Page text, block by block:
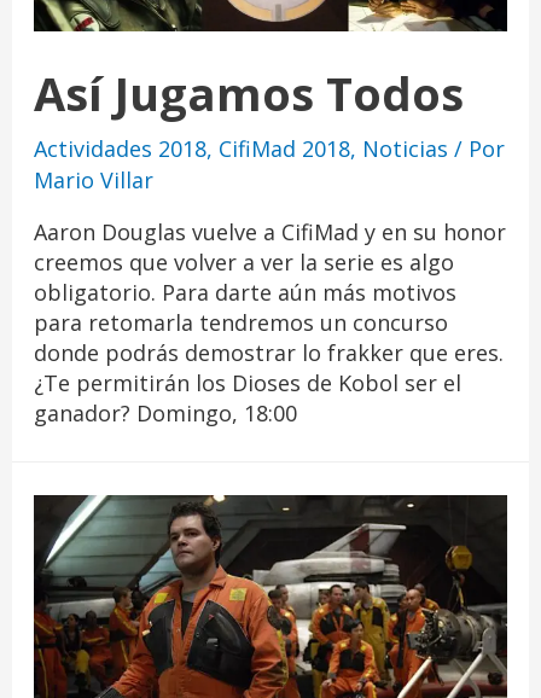
Así Jugamos Todos
Actividades 2018, CifiMad 2018, Noticias / Por
Mario Villar
Aaron Douglas vuelve a CifiMad y en su honor
creemos que volver a ver la serie es algo
obligatorio. Para darte aún más motivos
para retomarla tendremos un concurso
donde podrás demostrar lo frakker que eres.
¿Te permitirán los Dioses de Kobol ser el
ganador? Domingo, 18:00